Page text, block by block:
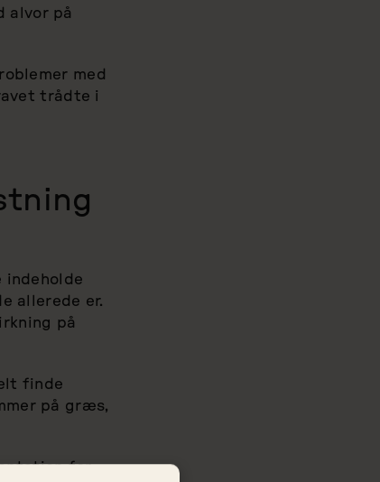
alvor på
med
trådte i
indeholde
allerede er.
på
finde
på græs,
for